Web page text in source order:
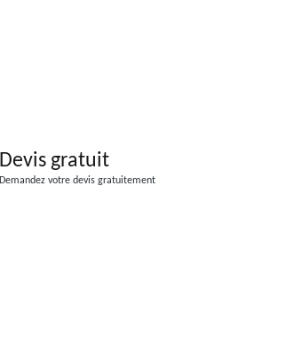
Devis gratuit
Demandez votre devis gratuitement